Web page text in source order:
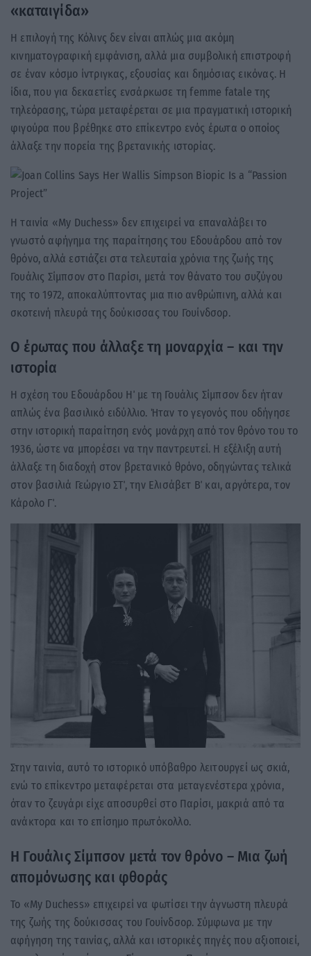
«καταιγίδα»
Η επιλογή της Κόλινς δεν είναι απλώς μια ακόμη
κινηματογραφική εμφάνιση, αλλά μια συμβολική επιστροφή
σε έναν κόσμο ίντριγκας, εξουσίας και δημόσιας εικόνας. Η
ίδια, που για δεκαετίες ενσάρκωσε τη femme fatale της
τηλεόρασης, τώρα μεταφέρεται σε μια πραγματική ιστορική
φιγούρα που βρέθηκε στο επίκεντρο ενός έρωτα ο οποίος
άλλαξε την πορεία της βρετανικής ιστορίας.
Η ταινία «My Duchess» δεν επιχειρεί να επαναλάβει το
γνωστό αφήγημα της παραίτησης του Εδουάρδου από τον
θρόνο, αλλά εστιάζει στα τελευταία χρόνια της ζωής της
Γουάλις Σίμπσον στο Παρίσι, μετά τον θάνατο του συζύγου
της το 1972, αποκαλύπτοντας μια πιο ανθρώπινη, αλλά και
σκοτεινή πλευρά της δούκισσας του Γουίνδσορ.
Ο έρωτας που άλλαξε τη μοναρχία – και την
ιστορία
Η σχέση του Εδουάρδου Η΄ με τη Γουάλις Σίμπσον δεν ήταν
απλώς ένα βασιλικό ειδύλλιο. Ήταν το γεγονός που οδήγησε
στην ιστορική παραίτηση ενός μονάρχη από τον θρόνο του το
1936, ώστε να μπορέσει να την παντρευτεί. Η εξέλιξη αυτή
άλλαξε τη διαδοχή στον βρετανικό θρόνο, οδηγώντας τελικά
στον βασιλιά Γεώργιο ΣΤ΄, την Ελισάβετ Β΄ και, αργότερα, τον
Κάρολο Γ΄.
Στην ταινία, αυτό το ιστορικό υπόβαθρο λειτουργεί ως σκιά,
ενώ το επίκεντρο μεταφέρεται στα μεταγενέστερα χρόνια,
όταν το ζευγάρι είχε αποσυρθεί στο Παρίσι, μακριά από τα
ανάκτορα και το επίσημο πρωτόκολλο.
Η Γουάλις Σίμπσον μετά τον θρόνο – Μια ζωή
απομόνωσης και φθοράς
Το «My Duchess» επιχειρεί να φωτίσει την άγνωστη πλευρά
της ζωής της δούκισσας του Γουίνδσορ. Σύμφωνα με την
αφήγηση της ταινίας, αλλά και ιστορικές πηγές που αξιοποιεί,